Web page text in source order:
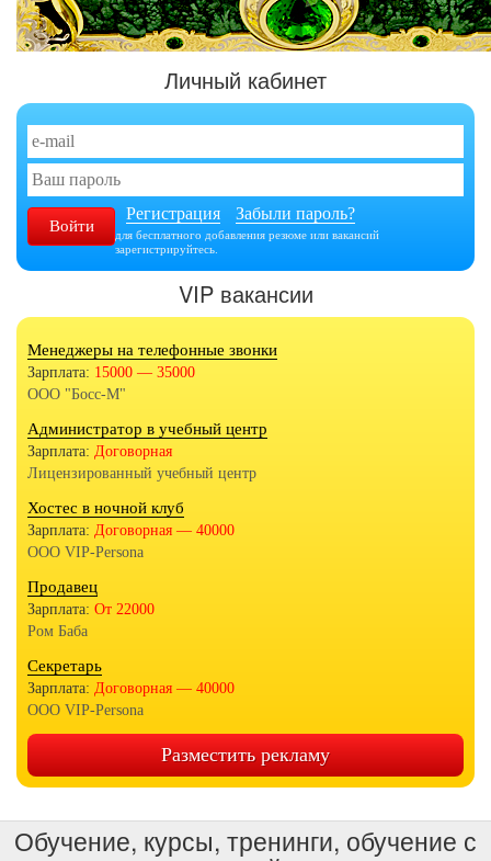
Личный кабинет
Регистрация Забыли пароль?
для бесплатного добавления резюме или вакансий
зарегистрируйтесь.
VIP вакансии
Менеджеры на телефонные звонки
Зарплата: 15000 — 35000
ООО "Босс-М"
Администратор в учебный центр
Зарплата: Договорная
Лицензированный учебный центр
Хостес в ночной клуб
Зарплата: Договорная — 40000
ООО VIP-Persona
Продавец
Зарплата: От 22000
Ром Баба
Секретарь
Зарплата: Договорная — 40000
ООО VIP-Persona
Разместить рекламу
Обучение, курсы, тренинги, обучение с